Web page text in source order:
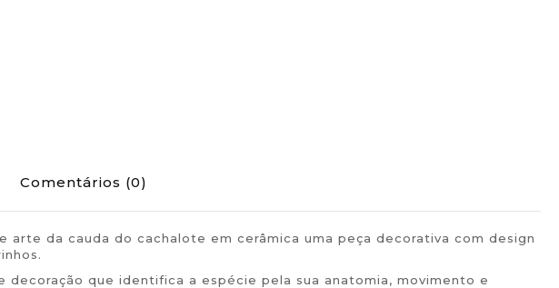
Comentários (0)
da cauda do cachalote em cerâmica uma peça decorativa com design
que identifica a espécie pela sua anatomia, movimento e